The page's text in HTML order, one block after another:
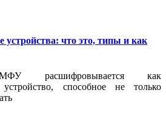
что это, типы и как
МФУ расшифровывается как
устройство, способное не только